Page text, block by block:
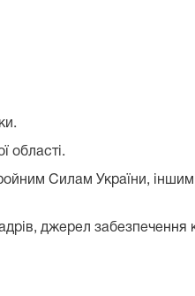
області.
Силам України,
джерел